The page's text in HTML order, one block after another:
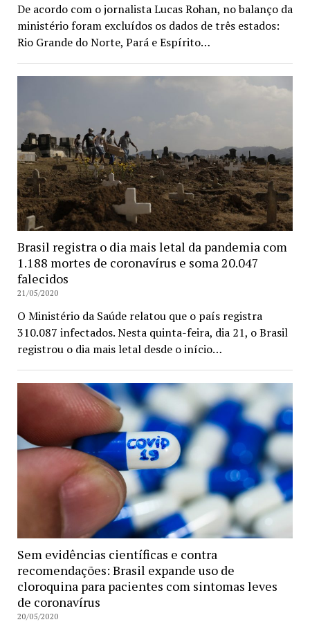
De acordo com o jornalista Lucas Rohan, no balanço da
ministério foram excluídos os dados de três estados:
Rio Grande do Norte, Pará e Espírito…
Brasil registra o dia mais letal da pandemia com
1.188 mortes de coronavírus e soma 20.047
falecidos
21/05/2020
O Ministério da Saúde relatou que o país registra
310.087 infectados. Nesta quinta-feira, dia 21, o Brasil
registrou o dia mais letal desde o início…
Sem evidências científicas e contra
recomendações: Brasil expande uso de
cloroquina para pacientes com sintomas leves
de coronavírus
20/05/2020